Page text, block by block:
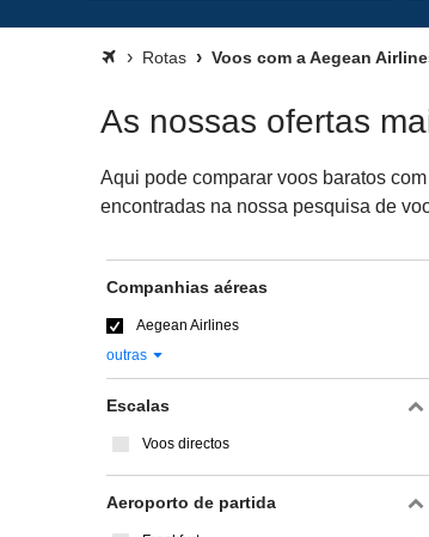
Rotas Voos com a Aegean
As nossas ofertas
Aqui pode comparar voos baratos
encontradas na nossa pesquisa de
Companhias aéreas
Aegean Airlines
outras
Escalas
Voos directos
Aeroporto de partida